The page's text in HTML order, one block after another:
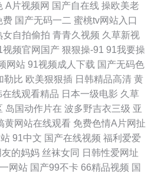
A片视频网 国产自在线 操欧美老
费 国产无码一二 蜜桃tv网站入口
女自拍偷拍 青青久视频 久草新视
视频官网国产 狠狠操-91 91我要操
网站 91视频成人下载 国产无码色
勒比 欧美狠狠插 日韩精品高清 黄
在线观看精品 日本一级电影 久草
岛国动作片在 波多野吉衣三级 亚
黄网站在线观看 免费色情A片网扯
91中文 国产在线视频 福利爱爱
的妈妈 丝袜女同 日韩性爱网址
网站 国产99不卡 66精品视频 国